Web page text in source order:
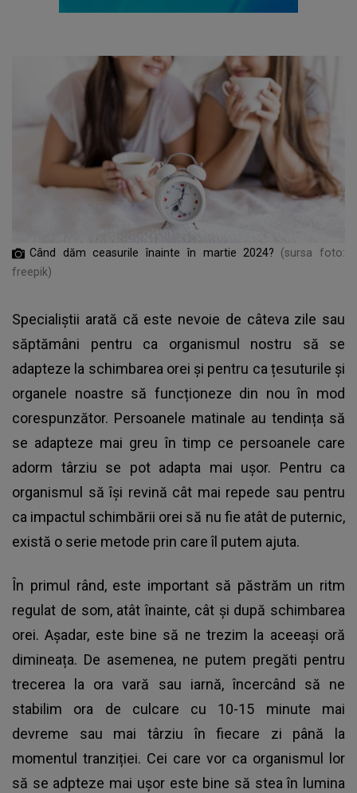
Când dăm ceasurile înainte în martie 2024?
(sursa foto:
freepik)
Specialiștii arată că este nevoie de câteva zile sau
săptămâni pentru ca organismul nostru să se
adapteze la schimbarea orei și pentru ca țesuturile și
organele noastre să funcționeze din nou în mod
corespunzător. Persoanele matinale au tendința să
se adapteze mai greu în timp ce persoanele care
adorm târziu se pot adapta mai ușor. Pentru ca
organismul să își revină cât mai repede sau pentru
ca impactul schimbării orei să nu fie atât de puternic,
există o serie metode prin care îl putem ajuta.
În primul rând, este important să păstrăm un ritm
regulat de som, atât înainte, cât și după schimbarea
orei. Așadar, este bine să ne trezim la aceeași oră
dimineața. De asemenea, ne putem pregăti pentru
trecerea la ora vară sau iarnă, încercând să ne
stabilim ora de culcare cu 10-15 minute mai
devreme sau mai târziu în fiecare zi până la
momentul tranziției. Cei care vor ca organismul lor
să se adpteze mai ușor este bine să stea în lumina